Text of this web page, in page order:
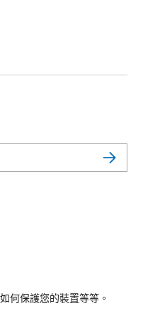
何保護您的裝置等等。